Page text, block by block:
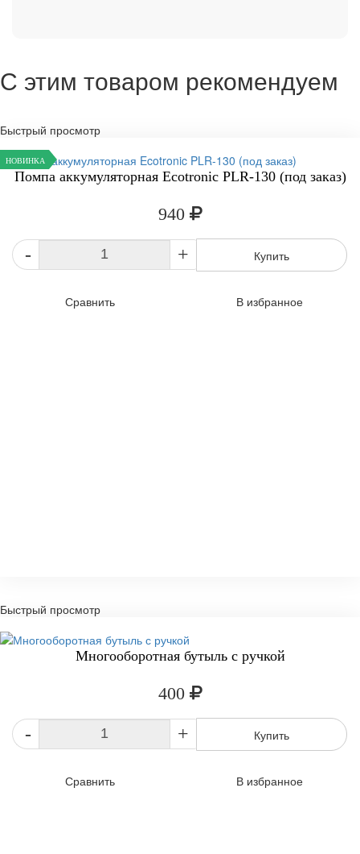
С этим товаром рекомендуем
Быстрый просмотр
НОВИНКА
Помпа аккумуляторная Ecotronic PLR-130 (под заказ)
940
- + Купить
Сравнить В избранное
Быстрый просмотр
Многооборотная бутыль с ручкой
400
- + Купить
Сравнить В избранное